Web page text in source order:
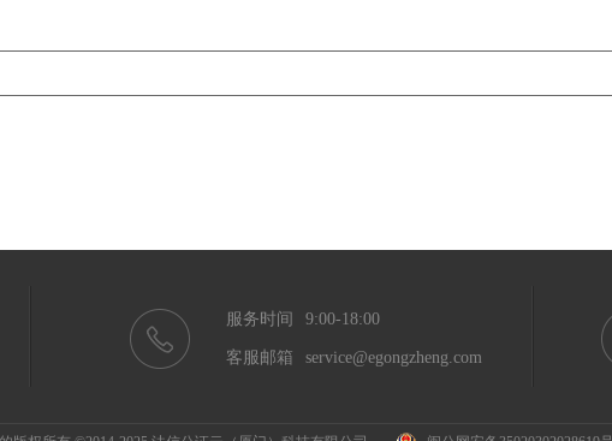
服务时间 9:00-18:00
客服邮箱 service@egongzheng.com